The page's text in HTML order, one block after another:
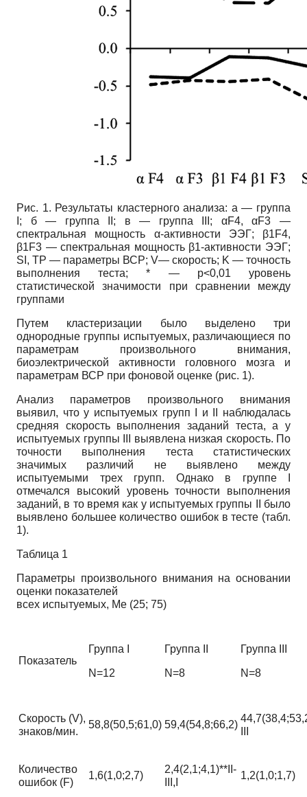
Рис. 1. Результаты кластерного анализа: а — группа
I; б — группа II; в — группа III; αF4, αF3 —
спектральная мощность α-активности ЭЭГ; β1F4,
β1F3 — спектральная мощность β1-активности ЭЭГ;
SI, TP — параметры ВСР; V— скорость; K — точность
выполнения теста; * — p<0,01 уровень
статистической значимости при сравнении между
группами
Путем кластеризации было выделено три
однородные группы испытуемых, различающиеся по
параметрам произвольного внимания,
биоэлектрической активности головного мозга и
параметрам ВСР при фоновой оценке (рис. 1).
Анализ параметров произвольного внимания
выявил, что у испытуемых групп I и II наблюдалась
средняя скорость выполнения заданий теста, а у
испытуемых группы III выявлена низкая скорость. По
точности выполнения теста статистических
значимых различий не выявлено между
испытуемыми трех групп. Однако в группе I
отмечался высокий уровень точности выполнения
заданий, в то время как у испытуемых группы II было
выявлено большее количество ошибок в тесте (табл.
1).
Таблица 1
Параметры произвольного внимания на основании
оценки показателей
всех испытуемых, Ме (25; 75)
Показатель
Группа I
N=12
Группа II
N=8
Группа III
N=8
Скорость (V),
знаков/мин.
58,8(50,5;61,0) 59,4(54,8;66,2)
Количество
ошибок (F)
1,6(1,0;2,7)
2,4(2,1;4,1)**II-
III,I
1,2(1,0;1,7)